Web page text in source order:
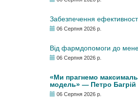
Забезпечення
06 Серпня 2026 р.
Від фармдопомоги до
06 Серпня 2026 р.
«Ми прагнемо
модель» — Петро Багрій
06 Серпня 2026 р.